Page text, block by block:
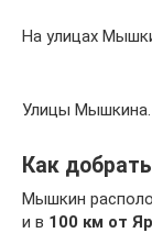
На улицах
Улицы Мышкина.
Как
Мышкин
и в 100 км от